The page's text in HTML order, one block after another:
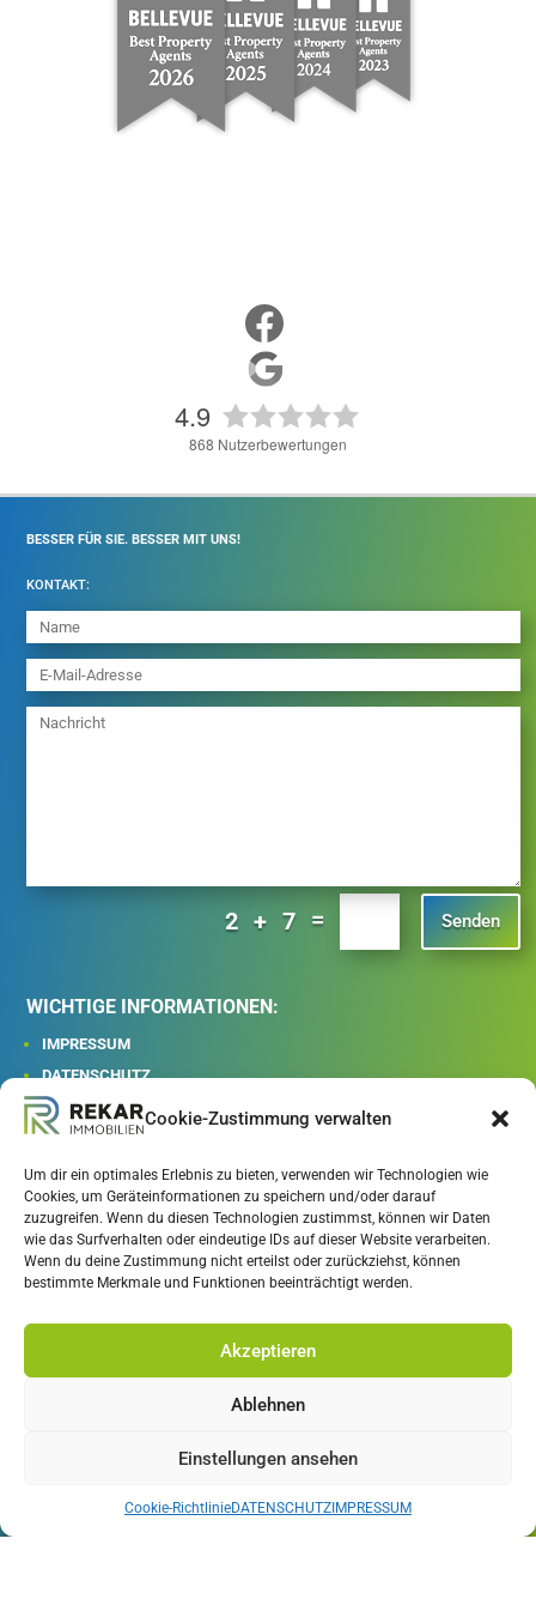
Cookie-Zustimmung verwalten
Um dir ein optimales Erlebnis zu bieten, verwenden wir Technologien wie
Cookies, um Geräteinformationen zu speichern und/oder darauf
zuzugreifen. Wenn du diesen Technologien zustimmst, können wir Daten
wie das Surfverhalten oder eindeutige IDs auf dieser Website verarbeiten.
Wenn du deine Zustimmung nicht erteilst oder zurückziehst, können
bestimmte Merkmale und Funktionen beeinträchtigt werden.
Akzeptieren
Ablehnen
Einstellungen ansehen
Cookie-RichtlinieDATENSCHUTZ IMPRESSUM
4.9
868 Nutzerbewertungen
BESSER FÜR SIE. BESSER MIT UNS!
KONTAKT:
2 + 7 = Senden
WICHTIGE INFORMATIONEN:
IMPRESSUM
DATENSCHUTZ
AGB
WIDERRUFSRECHT
 REKAR IMMOBILIEN GmbH
Patriching 25
94034 Passau

RekarImmobilien
/rekar_immobilien_passau